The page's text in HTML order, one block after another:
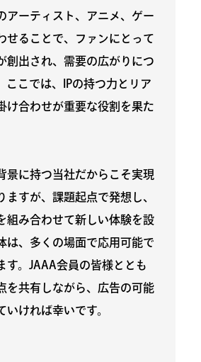
アーティスト、アニメ、ゲー
せることで、ファンにとって
創出され、需要の広がりにつ
ここでは、IPの持つ力とリア
け合わせが重要な役割を果た
景に持つ当社だからこそ実現
ますが、課題起点で発想し、
組み合わせて新しい体験を設
は、多くの場面で応用可能で
す。JAAA会員の皆様ととも
を共有しながら、広告の可能
いければ幸いです。